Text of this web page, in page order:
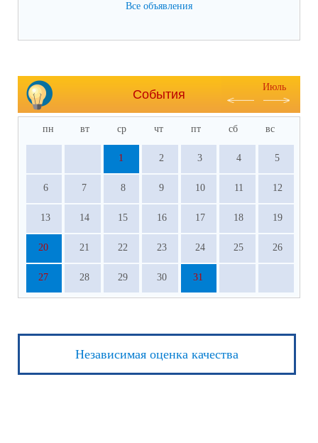
Все объявления
События
Июль
пн вт ср чт пт сб вс
1 2 3 4 5
6 7 8 9 10 11 12
13 14 15 16 17 18 19
20 21 22 23 24 25 26
27 28 29 30 31
Независимая оценка качества